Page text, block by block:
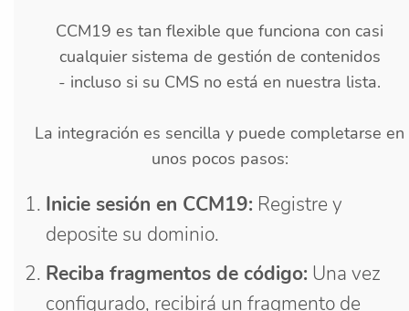
CCM19 es tan flexible que funciona con casi
cualquier sistema de gestión de contenidos
- incluso si su CMS no está en nuestra lista.
La integración es sencilla y puede completarse en
unos pocos pasos:
Inicie sesión en CCM19: Registre y
deposite su dominio.
Reciba fragmentos de código: Una vez
configurado, recibirá un fragmento de